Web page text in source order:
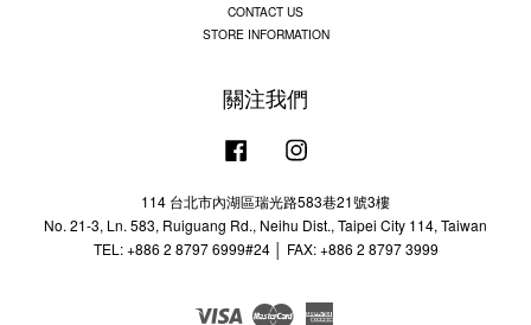
CONTACT US
STORE INFORMATION
關注我們
Facebook
114 台北市內湖區瑞光路583巷21號3樓
No. 21-3, Ln. 583, Ruiguang Rd., Neihu Dist., Taipei City 114, Taiwan
TEL: +886 2 8797 6999#24 │ FAX: +886 2 8797 3999
Visa Master